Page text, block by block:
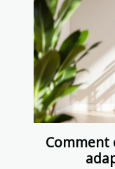
Comment